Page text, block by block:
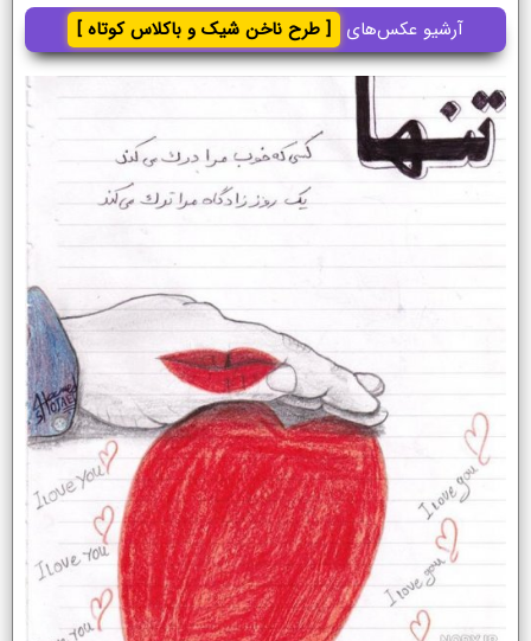
آرشیو عکس‌های [ طرح ناخن شیک و باکلاس کوتاه ]